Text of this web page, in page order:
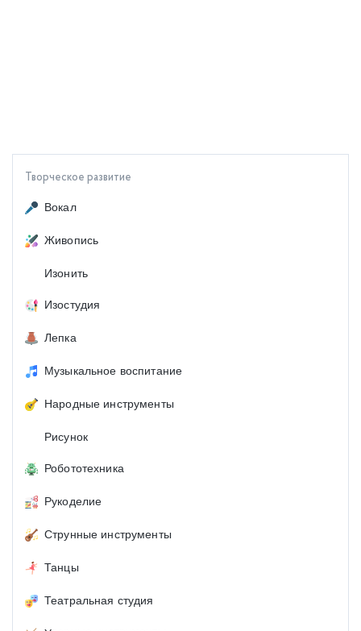
Творческое развитие
Вокал
Живопись
Изонить
Изостудия
Лепка
Музыкальное воспитание
Народные инструменты
Рисунок
Робототехника
Рукоделие
Струнные инструменты
Танцы
Театральная студия